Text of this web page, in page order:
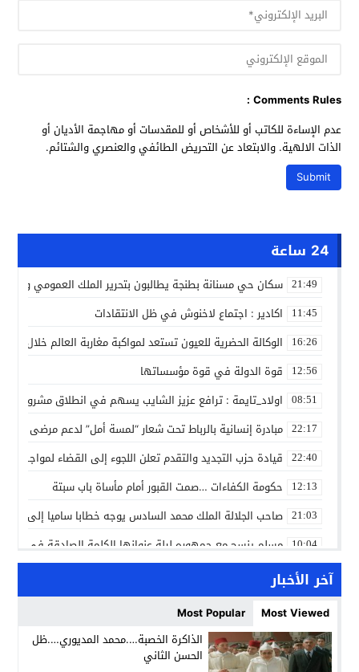
Comments Rules :
عدم الإساءة للكاتب أو للأشخاص أو للمقدسات أو مهاجمة الأديان أو
الذات الالهية. والابتعاد عن التحريض الطائفي والعنصري والشتائم.
24 ساعة
21:49 سكان حي مسنانة بطنجة يطالبون بتحرير الملك العمومي
11:45 اكادير : اجتماع لاخنوش في ظل الانتقادات
16:26 الوكالة الحضرية للعيون تستعد لمواكبة مغاربة العالم خلال
12:56 قوة الدولة في قوة مؤسساتها
08:51 اولاد_تايمة : ترافع عزيز الشايب يسهم في انطلاق مشروع
22:17 مبادرة إنسانية بالرباط تحت شعار “لمسة أمل” لدعم مرضى
22:40 قيادة حزب التجديد والتقدم تعلن اللجوء إلى القضاء لمواجهة
12:13 حكومة الكفاءات …صمت القبور أمام مأساة باب سبتة
21:03 صاحب الجلالة الملك محمد السادس يوجه خطابا ساميا إلى
10:04 مسلم ينسج مع جمهوره ليلة عنوانها الكلمة الصادقة في
18:17 مؤسسة سجلماسة الخاصة للتعليم العتيق… منارة تربوية تجمع
إحياء مشروع الحي الحرفي عنوان لقاء جمع وفد من جمعية
14:24 بن كيران يهاجم “البام”: “حزب الفساد وقياداته انتهى
11:33 كمال محرر يقود استئنافية تارودانت: مسار قضائي راسخ ورؤية
آخر الأخبار
Most Viewed
Most Popular
الذاكرة الخصبة….محمد المديوري….ظل
الحسن الثاني